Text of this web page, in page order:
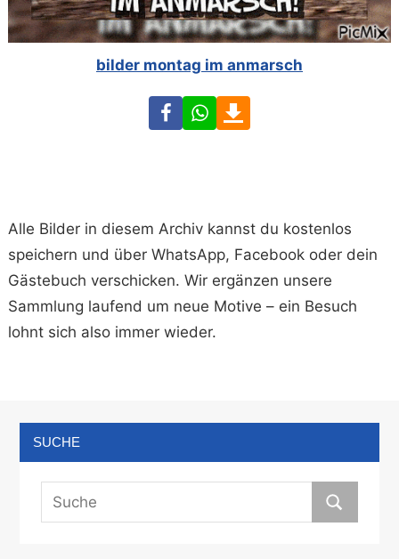
bilder montag im anmarsch
FacebookWhatsApp
Alle Bilder in diesem Archiv kannst du kostenlos
speichern und über WhatsApp, Facebook oder dein
Gästebuch verschicken. Wir ergänzen unsere
Sammlung laufend um neue Motive – ein Besuch
lohnt sich also immer wieder.
SUCHE